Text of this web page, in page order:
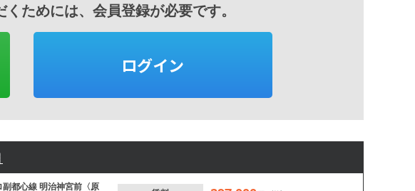
ためには、会員登録が必要です。
ログイン
副都心線明治神宮前〈原